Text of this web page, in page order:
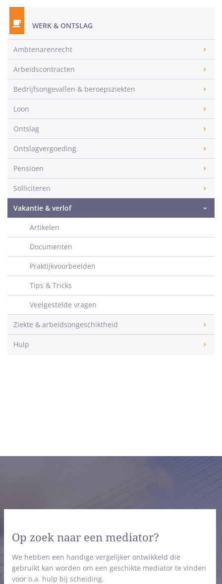
WERK & ONTSLAG
Ambtenarenrecht
Arbeidscontracten
Bedrijfsongevallen & beroepsziekten
Loon
Ontslag
Ontslagvergoeding
Pensioen
Solliciteren
Vakantie & verlof
Artikelen
Documenten
Praktijkvoorbeelden
Tips & Tricks
Veelgestelde vragen
Ziekte & arbeidsongeschiktheid
Hulp
Op zoek naar een mediator?
We hebben een handige vergelijker ontwikkeld die
gebruikt kan worden om een geschikte mediator te vinden
voor o.a. hulp bij scheiding.